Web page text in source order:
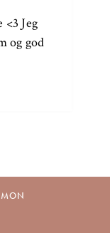
Jeg
og god